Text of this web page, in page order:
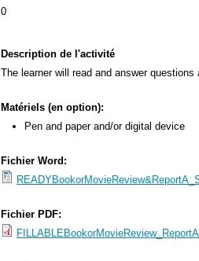
0
Description de l'activité
The learner will read and answer questions
Matériels (en option):
Pen and paper and/or digital device
Fichier Word:
Fichier PDF: